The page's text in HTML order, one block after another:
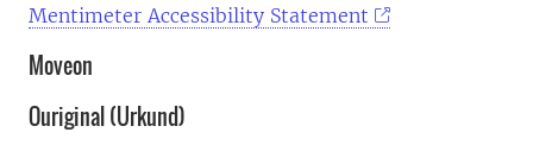
Mentimeter Accessibility Statement
Moveon
Ouriginal (Urkund)